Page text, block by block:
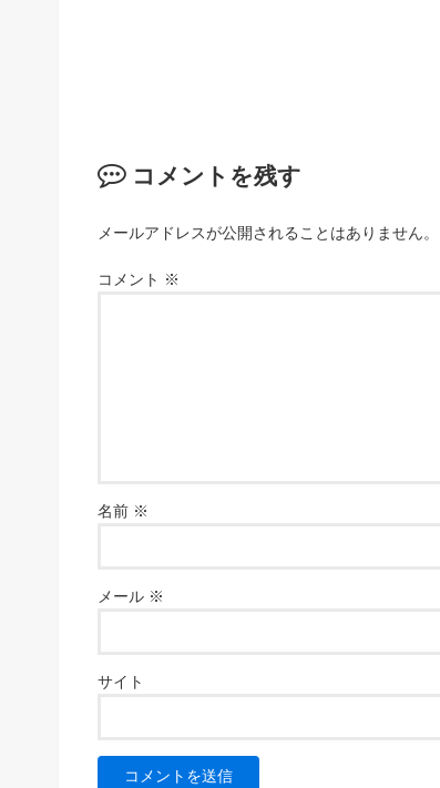
コメントを残す
メールアドレスが公開されることはありません。
コメント ※
名前 ※
メール ※
サイト